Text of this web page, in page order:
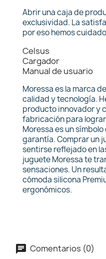
Abrir una caja de
exclusividad. La
por eso hemos
Celsus
Cargador
Manual de usuario
Moressa es la marca
calidad y tecnología.
producto innovador y
fabricación para
Moressa es un
garantía. Comprar un
sentirse reflejado en
juguete Moressa te
sensaciones. Un
cómoda silicona
ergonómicos.
Comentarios (0)